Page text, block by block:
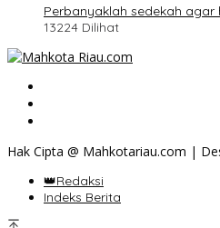
Perbanyaklah sedekah agar
13224 Dilihat
Hak Cipta @ Mahkotariau.com |
👑Redaksi
Indeks Berita